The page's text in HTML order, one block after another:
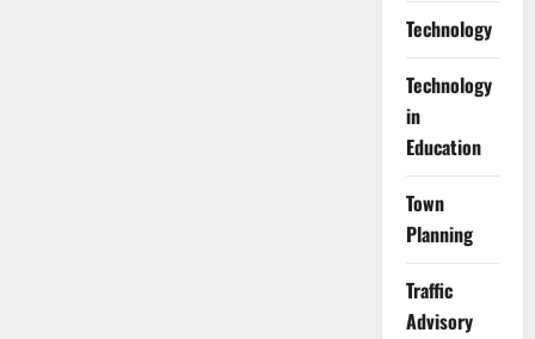
Technology
Technology
in
Education
Town
Planning
Traffic
Advisory